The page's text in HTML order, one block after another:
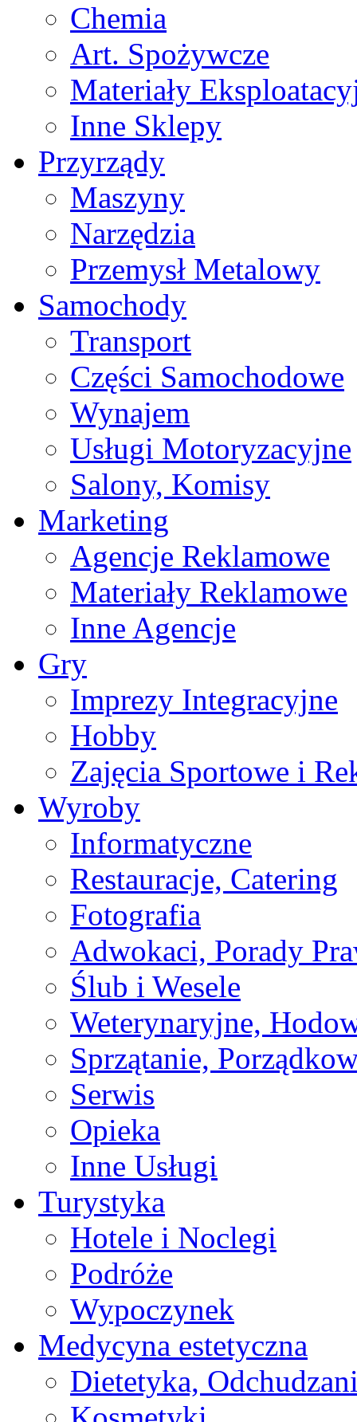
Chemia
Art. Spożywcze
Materiały
Inne Sklepy
Przyrządy
Maszyny
Narzędzia
Przemysł Metalowy
Samochody
Transport
Części Samochodowe
Wynajem
Usługi Motoryzacyjne
Salony, Komisy
Marketing
Agencje Reklamowe
Materiały Reklamowe
Inne Agencje
Gry
Imprezy Integracyjne
Hobby
Zajęcia Sportowe i
Wyroby
Informatyczne
Restauracje, Catering
Fotografia
Adwokaci, Porady
Ślub i Wesele
Weterynaryjne,
Sprzątanie,
Serwis
Opieka
Inne Usługi
Turystyka
Hotele i Noclegi
Podróże
Wypoczynek
Medycyna estetyczna
Dietetyka,